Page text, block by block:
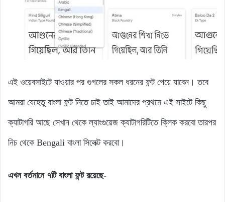
এই ওয়েবসাইটে যাওয়ার পর গুগলের সকল ধরনের ফন্ট পেয়ে যাবেন। তবে
আমরা যেহেতু বাংলা ফন্ট নিতে চাই তাই আমাদের প্রথমে এই সাইটে কিছু
ক্যাটাগরি আছে সেখান থেকে ল্যাংগুয়েজ ক্যাটাগরিটিতে ক্লিক করবো তারপর
নিচ থেকে Bengali বাংলা সিলেক্ট করবো।
এখন বর্তমানে ৭টি বাংলা ফন্ট রয়েছে-